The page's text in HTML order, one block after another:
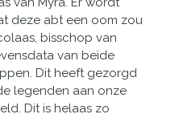
deze abt een oom zou
bisschop van
van beide
Dit heeft gezorgd
legenden aan onze
Dit is helaas zo